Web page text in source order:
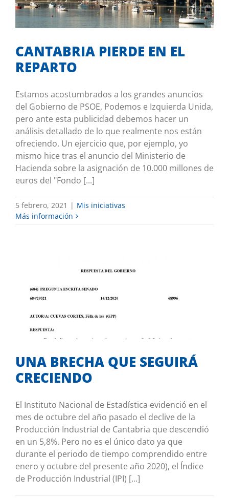
Mis iniciativas
CANTABRIA PIERDE EN EL
REPARTO
Estamos acostumbrados a los grandes anuncios
del Gobierno de PSOE, Podemos e Izquierda Unida,
pero ante esta publicidad debemos hacer un
análisis detallado de lo que realmente nos están
ofreciendo. Un ejercicio que, por ejemplo, yo
mismo hice tras el anuncio del Ministerio de
Hacienda sobre la asignación de 10.000 millones de
euros del "Fondo [...]
5 febrero, 2021 | Mis iniciativas
Más información
UNA BRECHA QUE SEGUIRÁ
UNA BRECHA QUE SEGUIRÁ
CRECIENDO
El Instituto Nacional de Estadística evidenció en el
mes de octubre del año pasado el declive de la
Producción Industrial de Cantabria que descendió
en un 5,8%. Pero no es el único dato ya que
durante el periodo de tiempo comprendido entre
enero y octubre del presente año 2020), el Índice
de Producción Industrial (IPI) [...]